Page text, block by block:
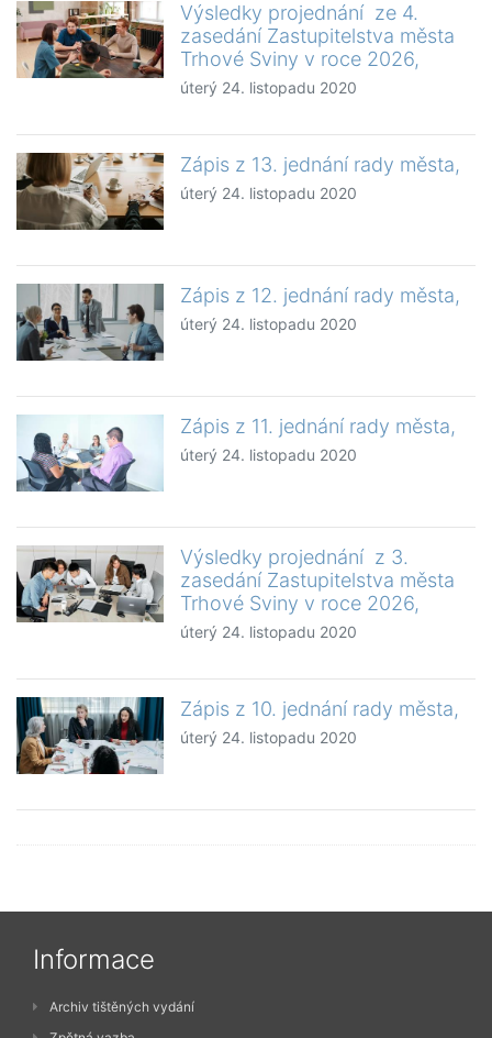
Výsledky projednání ze 4.
zasedání Zastupitelstva města
Trhové Sviny v roce 2026,
úterý 24. listopadu 2020
Zápis z 13. jednání rady města,
úterý 24. listopadu 2020
Zápis z 12. jednání rady města,
úterý 24. listopadu 2020
Zápis z 11. jednání rady města,
úterý 24. listopadu 2020
Výsledky projednání z 3.
zasedání Zastupitelstva města
Trhové Sviny v roce 2026,
úterý 24. listopadu 2020
Zápis z 10. jednání rady města,
úterý 24. listopadu 2020
Informace
Archiv tištěných vydání